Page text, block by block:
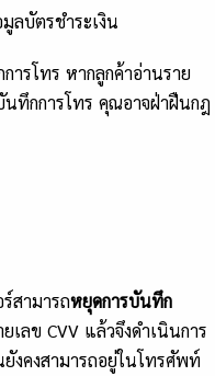
ลบัตรชำระเงิน
ารโทร หากลูกค้าอ่านราย
ทึกการโทร คุณอาจฝ่าฝืนกฎ
สามารถหยุดการบันทึก
ลข CVV แล้วจึงดำเนินการ
งคงสามารถอยู่ในโทรศัพท์